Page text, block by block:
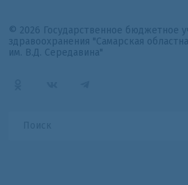
© 2026 Государственное бюджетное
здравоохранения "Самарская
им. В.Д. Середавина"